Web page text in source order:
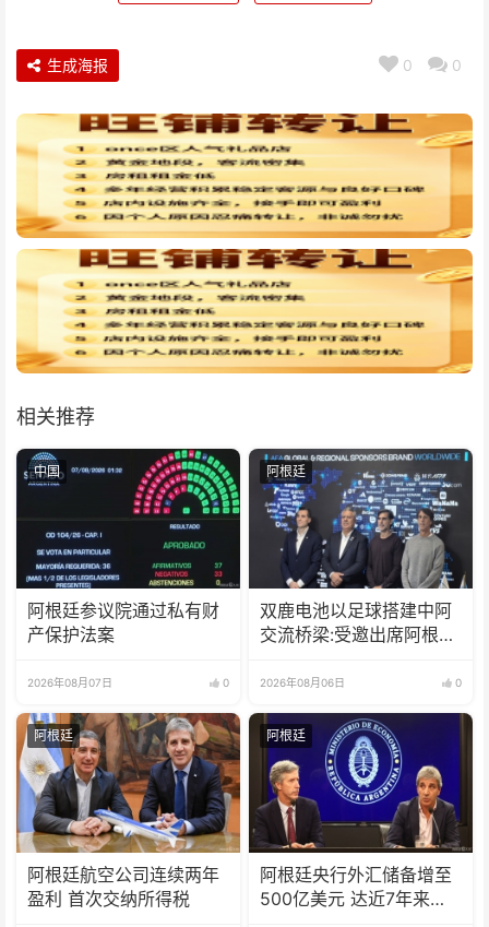
0 0
生成海报
相关推荐
中国
阿根廷参议院通过私有财
产保护法案
2026年08月07日 0
阿根廷
双鹿电池以足球搭建中阿
交流桥梁:受邀出席阿根廷
2026年08月06日 0
阿根廷
阿根廷航空公司连续两年
盈利 首次交纳所得税
阿根廷
阿根廷央行外汇储备增至
500亿美元 达近7年来最